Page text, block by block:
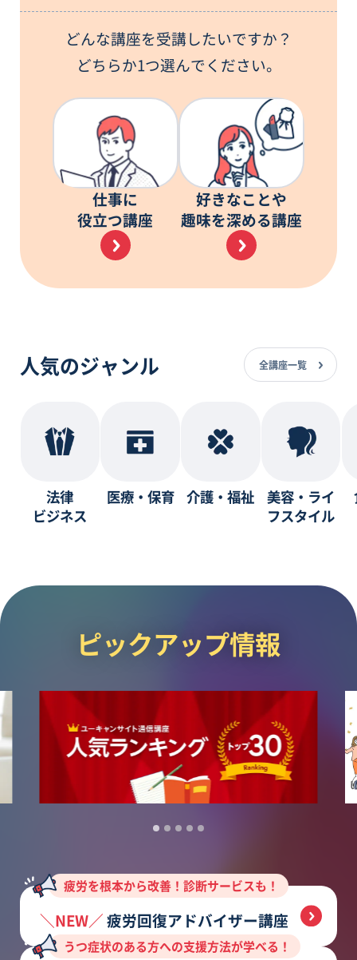
どんな講座を受講したいですか？
どちらか1つ選んでください。
仕事に
役立つ講座
好きなことや
趣味を深める講座
人気のジャンル 全講座一覧
法律
ビジネス
医療・保育 介護・福祉
美容・ライ
フスタイル
ピックアップ情報
疲労を根本から改善！診断サービスも！
疲労回復アドバイザー講座
うつ症状のある方への支援方法が学べる！